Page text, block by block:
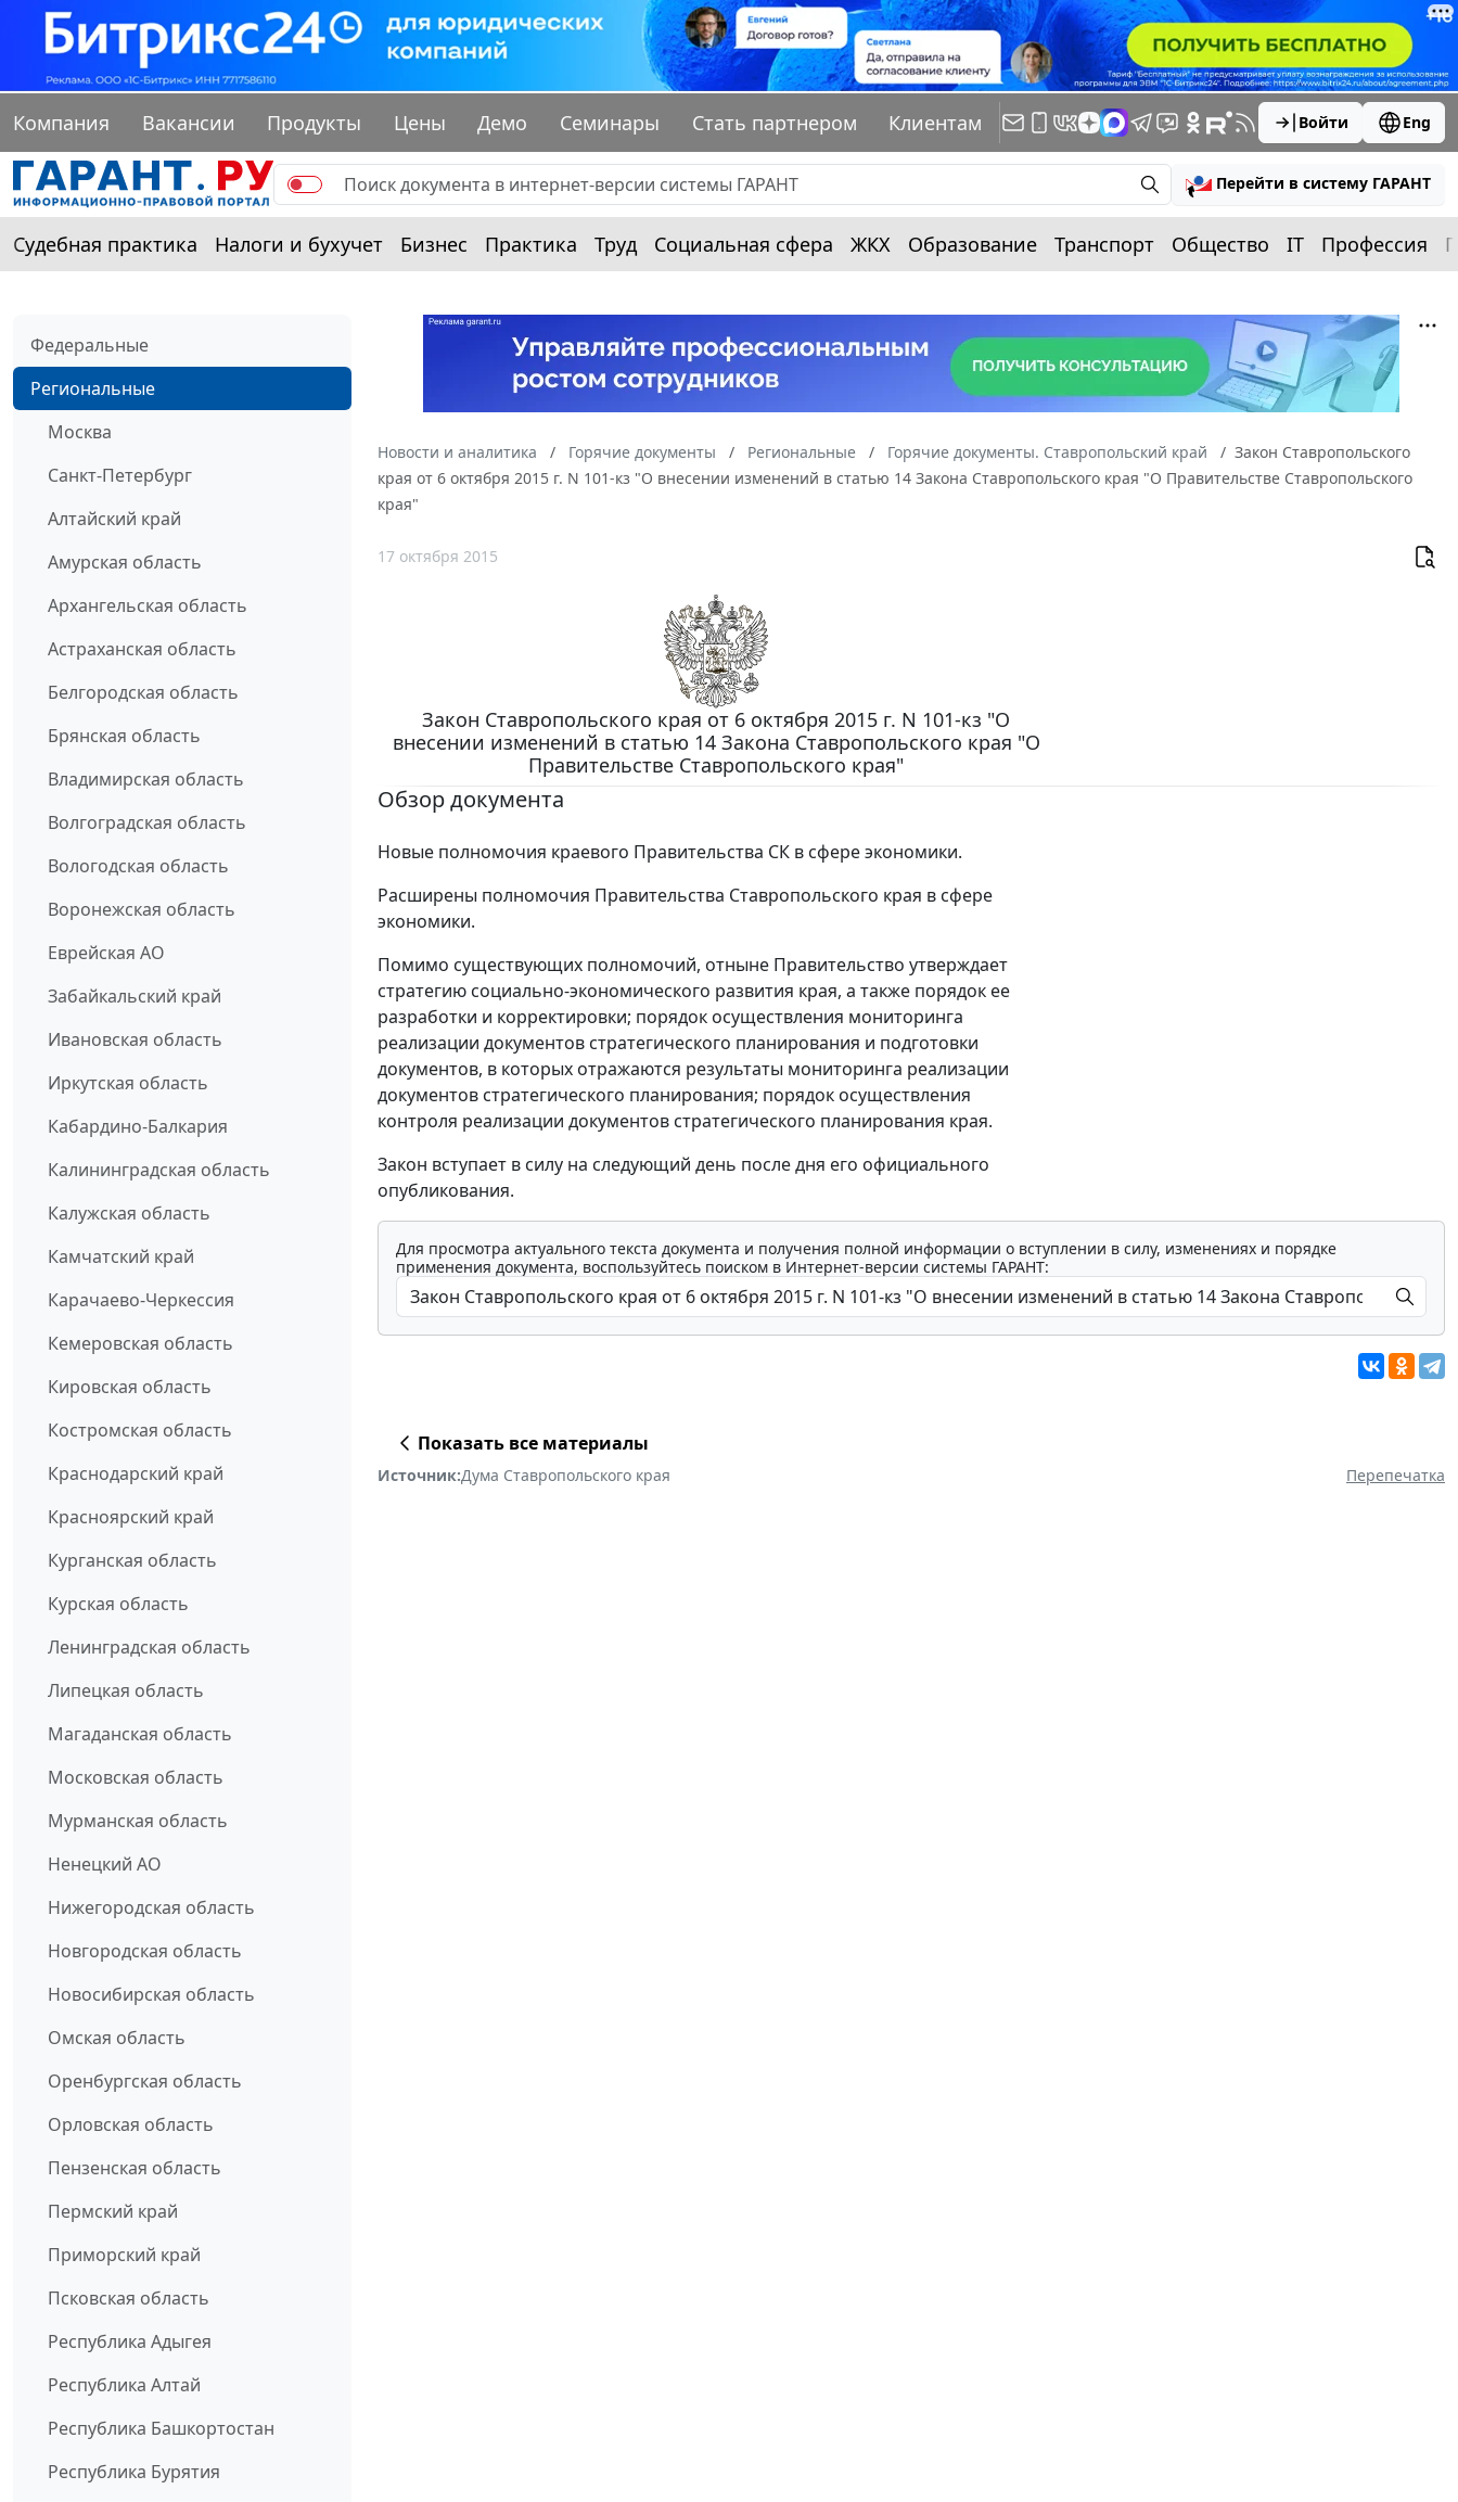
Компания Вакансии Продукты Цены Демо Семинары Стать партнером Клиентам Войти Eng
Перейти в систему ГАРАНТ
Судебная практика Налоги и бухучет Бизнес Практика Труд Социальная сфера ЖКХ Образование Транспорт Общество IT Профессия
Федеральные
Региональные
Москва
Санкт-Петербург
Алтайский край
Амурская область
Архангельская область
Астраханская область
Белгородская область
Брянская область
Владимирская область
Волгоградская область
Вологодская область
Воронежская область
Еврейская АО
Забайкальский край
Ивановская область
Иркутская область
Кабардино-Балкария
Калининградская область
Калужская область
Камчатский край
Карачаево-Черкессия
Кемеровская область
Кировская область
Костромская область
Краснодарский край
Красноярский край
Курганская область
Курская область
Ленинградская область
Липецкая область
Магаданская область
Московская область
Мурманская область
Ненецкий АО
Нижегородская область
Новгородская область
Новосибирская область
Омская область
Оренбургская область
Орловская область
Пензенская область
Пермский край
Приморский край
Псковская область
Республика Адыгея
Республика Алтай
Республика Башкортостан
Республика Бурятия
Новости и аналитика Горячие документы Региональные Горячие документы. Ставропольский край
Закон Ставропольского
края от 6 октября 2015 г. N 101-кз "О внесении изменений в статью 14 Закона Ставропольского края "О Правительстве Ставропольского
края"
17 октября 2015
Закон Ставропольского края от 6 октября 2015 г. N 101-кз "О
внесении изменений в статью 14 Закона Ставропольского края "О
Правительстве Ставропольского края"
Обзор документа
Новые полномочия краевого Правительства СК в сфере экономики.
Расширены полномочия Правительства Ставропольского края в сфере
экономики.
Помимо существующих полномочий, отныне Правительство утверждает
стратегию социально-экономического развития края, а также порядок ее
разработки и корректировки; порядок осуществления мониторинга
реализации документов стратегического планирования и подготовки
документов, в которых отражаются результаты мониторинга реализации
документов стратегического планирования; порядок осуществления
контроля реализации документов стратегического планирования края.
Закон вступает в силу на следующий день после дня его официального
опубликования.
Для просмотра актуального текста документа и получения полной информации о вступлении в силу, изменениях и порядке
применения документа, воспользуйтесь поиском в Интернет-версии системы ГАРАНТ:
Показать все материалы
Источник:Дума Ставропольского края Перепечатка